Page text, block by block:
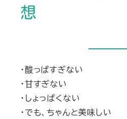
想
・酸っぱすぎない
・甘すぎない
・しょっぱくない
・でも、ちゃんと美味しい